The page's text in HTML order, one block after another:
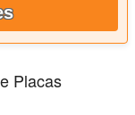
Placas